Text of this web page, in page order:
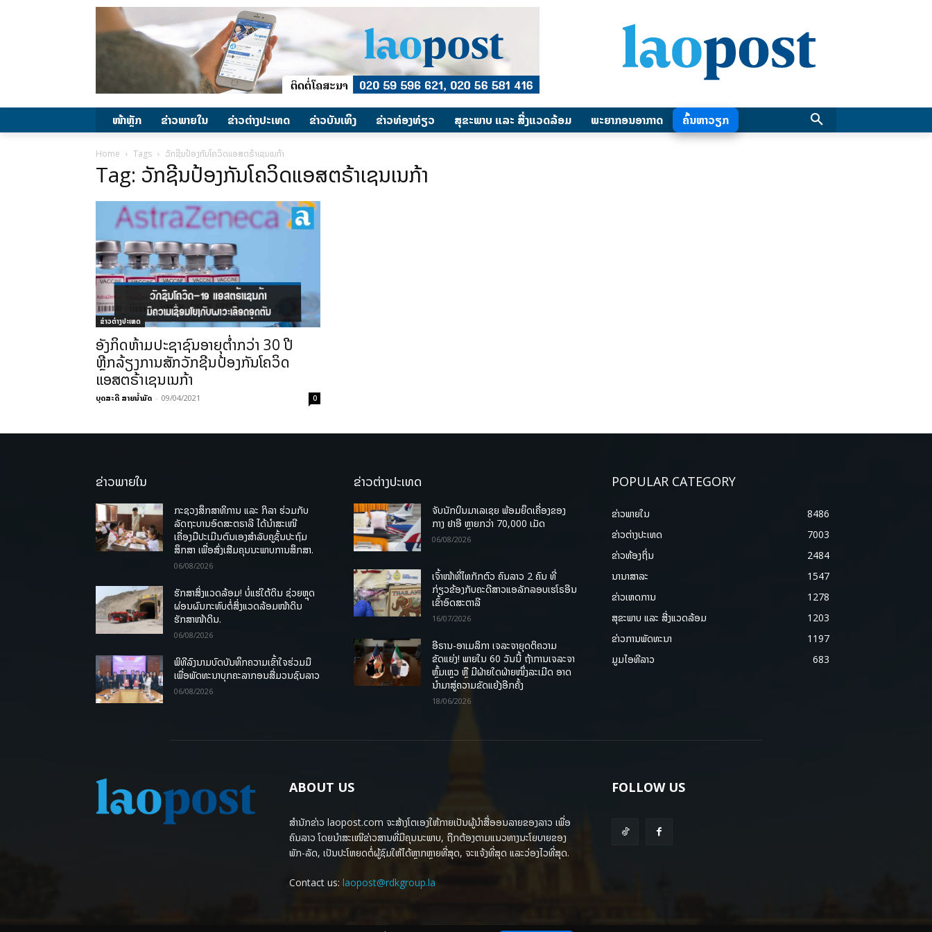
ໜ້າຫຼັກ ຂ່າວພາຍ​ໃນ ຂ່າວຕ່າງປະເທດ ​ຂ່າວບັນເທິງ ​ຂ່າວທ່ອງທ່ຽວ ສຸຂະພາບ ແລະ ສີ່ງແວດລ້ອມ ພະຍາກອນອາກາດ ຄົ້ນຫາວຽກ
Home Tags ວັກຊີນປ້ອງກັນໂຄວິດແອສຕຣ້າເຊນເນກ້າ
Tag: ວັກຊີນປ້ອງກັນໂຄວິດແອສຕຣ້າເຊນເນກ້າ
ຂ່າວຕ່າງປະເທດ
ອັງກິດຫ້າມປະຊາຊົນອາຍຸຕ່ຳກວ່າ 30 ປີ
ຫຼີກລ້ຽງການສັກວັກຊີນປ້ອງກັນໂຄວິດ
ແອສຕຣ້າເຊນເນກ້າ
ບຸດສະດີ ສາຍນ້ຳມັດ - 09/04/2021 0
ຂ່າວພາຍໃນ
ກະຊວງສຶກສາທິການ ແລະ ກິລາ ຮ່ວມກັບ
ລັດຖະບານອົດສະຕຣາລີ ໄດ້ນຳສະເໜີ
ເຄື່ອງມືປະເມີນຕົນເອງສຳລັບຄູຊັ້ນປະຖົມ
ສຶກສາ ເພື່ອສົ່ງເສີມຄຸນນະພາບການສຶກສາ.
06/08/2026
ຮັກສາສິ່ງແວດລ້ອມ! ບໍ່ແຮ່ໃຕ້ດິນ ຊ່ວຍຫຼຸດ
ຜ່ອນຜົນກະທົບຕໍ່ສິ່ງແວດລ້ອມໜ້າດິນ
ຮັກສາໜ້າດິນ.
06/08/2026
ພິທີລົງນາມບົດບັນທຶກຄວາມເຂົ້າໃຈຮ່ວມມື
ເພື່ອພັດທະນາບຸກຄະລາກອນສື່ມວນຊົນລາວ
06/08/2026
ຂ່າວຕ່າງປະເທດ
ຈັບນັກບິນມາເລເຊຍ ພ້ອມຍຶດເຄື່ອງຂອງ
ກາງ ຢາອີ ຫຼາຍກວ່າ 70,000 ເມັດ
06/08/2026
ເຈົ້າໜ້າທີ່ໄທກັກຕົວ ຄົນລາວ 2 ຄົນ ທີ່
ກ່ຽວຂ້ອງກັບຄະດີສາວແອລັກລອບເຮໂຣອີນ
ເຂົ້າອົດສະຕາລີ
16/07/2026
ອີຣານ-ອາເມລິກາ ເຈລະຈາຍຸດຕິຄວາມ
ຂັດແຍ່ງ! ພາຍໃນ 60 ວັນນີ້ ຖ້າການເຈລະຈາ
ຫຼົ້ມເຫຼວ ຫຼື ມີຝ່າຍໃດຝ່າຍໜຶ່ງລະເມີດ ອາດ
ນໍາມາສູ່ຄວາມຂັດແຍ້ງອີກຄັ້ງ
18/06/2026
POPULAR CATEGORY
ຂ່າວພາຍ​ໃນ
8486
ຂ່າວຕ່າງປະເທດ
7003
ຂ່າວທ້ອງຖິ່ນ
2484
ນານາສາລະ
1547
ຂ່າວເຫດການ
1278
ສຸຂະພາບ ແລະ ສີ່ງແວດລ້ອມ
1203
ຂ່າວການພັດທະນາ
1197
ມູມໄອທີລາວ
683
ABOUT US
ສຳນັກຂ່າວ laopost.com ຈະສ້າງໂຕເອງໃຫ້ກາຍເປັນຜູ້ນຳສື່ອອນລາຍຂອງລາວ ເພື່ອ
ຄົນລາວ ໂດຍນຳສະເໜີຂ່າວສານທີ່ມີຄຸນນະພາບ, ຖືກຕ້ອງຕາມແນວທາງນະໂຍບາຍຂອງ
ພັກ-ລັດ, ເປັນປະໂຫຍດຕໍ່ຜູ້ຊົມໃຫ້ໄດ້ຫຼາກຫຼາຍທີ່ສຸດ, ຈະແຈ້ງທີ່ສຸດ ແລະວ່ອງໄວທີ່ສຸດ.
Contact us: laopost@rdkgroup.la
FOLLOW US